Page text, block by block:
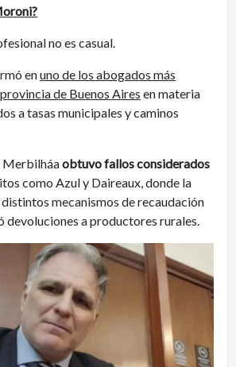
no es casual.
enuno de los abogados más
de Buenos Aires en materia
a tasas municipales y caminos
Merbilháaobtuvo fallos considerados
como Azul y Daireaux, donde la
mecanismos de recaudación
devoluciones a productores rurales.